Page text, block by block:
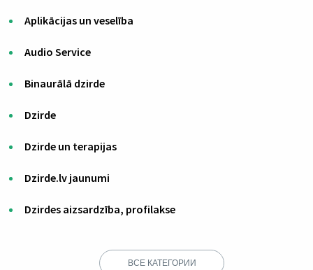
Aplikācijas un veselība
Audio Service
Binaurālā dzirde
Dzirde
Dzirde un terapijas
Dzirde.lv jaunumi
Dzirdes aizsardzība, profilakse
ВСЕ КАТЕГОРИИ